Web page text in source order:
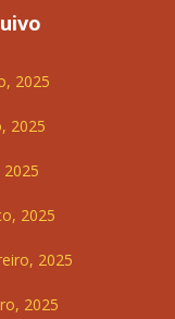
2025
2025
2025
2025
2025
2025